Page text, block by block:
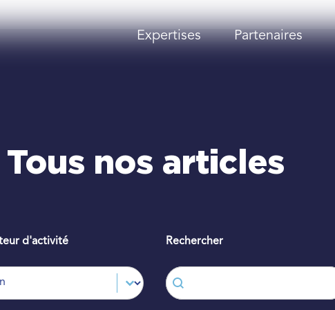
Expertises Partenaires
Tous nos articles
d'activité
d'activité
d'activité
Rechercher
Rechercher
Rechercher